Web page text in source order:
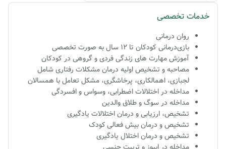
خدمات تخصصی
روان درمانی
بازی‌درمانی کودکان تا ۱۲ سال به صورت تخصصی
آموزش مهارت هاى زندگى فردى و گروهی در کودکان
مصاحبه و تشخيص اوليه درمان مشکلات رفتاری شامل
لجبازی، اهمالکاری، پرخاشگری، مشکل تعامل با همسالان
مداخله در اختلالات اضطرابى، وسواس و افسردگی
مداخله در سوگ و طلاق والدين
تشخيص، ارزيابى و درمان اختلالات يادگيرى
تشخيص و درمان بيش فعالى كودک
تشخيص و درمان اختلال یادگیری